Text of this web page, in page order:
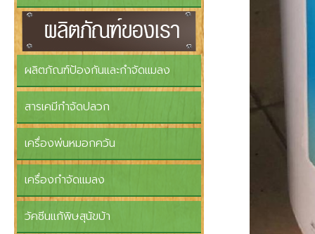
ผลิตภัณฑ์ป้องกันและกำจัดแมลง
สารเคมีกำจัดปลวก
เครื่องพ่นหมอกควัน
เครื่องกำจัดแมลง
วัคซีนแก้พิษสุนัขบ้า